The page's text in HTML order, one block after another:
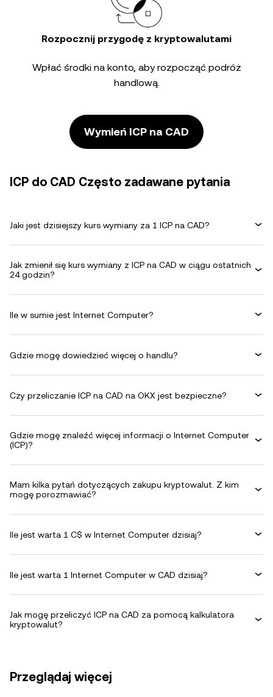
Rozpocznij przygodę z kryptowalutami
Wpłać środki na konto, aby rozpocząć podróż
handlową.
Wymień ICP na CAD
ICP do CAD Często zadawane pytania
Jaki jest dzisiejszy kurs wymiany za 1 ICP na CAD?
Jak zmienił się kurs wymiany z ICP na CAD w ciągu ostatnich
24 godzin?
Ile w sumie jest Internet Computer?
Gdzie mogę dowiedzieć więcej o handlu?
Czy przeliczanie ICP na CAD na OKX jest bezpieczne?
Gdzie mogę znaleźć więcej informacji o Internet Computer
(ICP)?
Mam kilka pytań dotyczących zakupu kryptowalut. Z kim
mogę porozmawiać?
Ile jest warta 1 C$ w Internet Computer dzisiaj?
Ile jest warta 1 Internet Computer w CAD dzisiaj?
Jak mogę przeliczyć ICP na CAD za pomocą kalkulatora
kryptowalut?
Przeglądaj więcej